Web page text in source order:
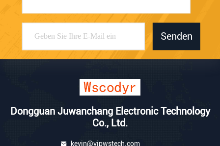
Senden
Dongguan Juwanchang Electronic Technology
Co., Ltd.
kevin@vipwstech.com